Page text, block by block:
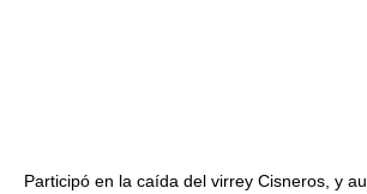
Participó en la caída del virrey Cisneros, y